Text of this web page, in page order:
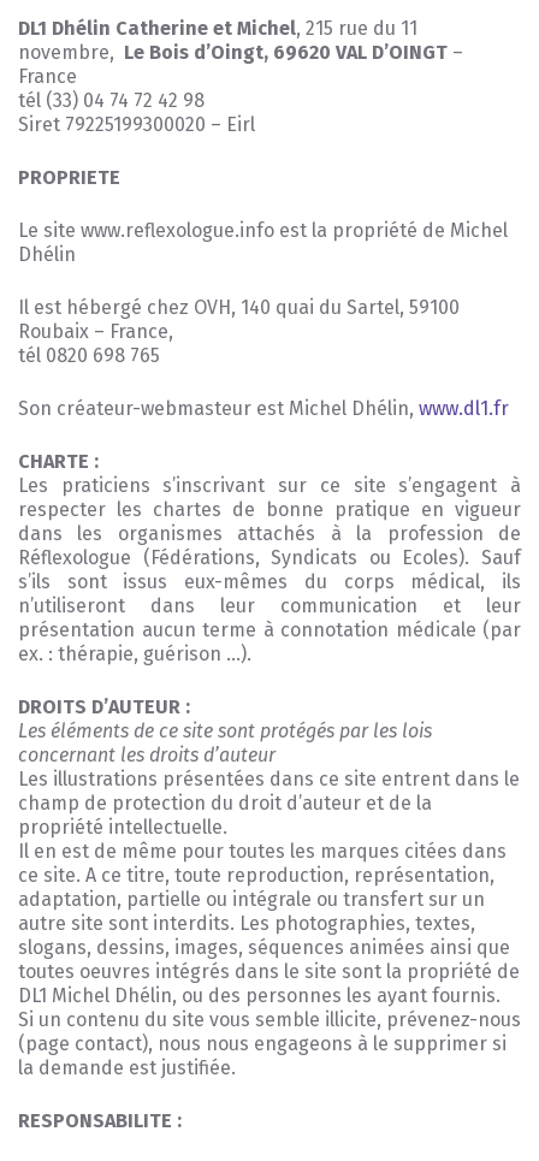
DL1 Dhélin Catherine et Michel, 215 rue du 11
novembre, Le Bois d’Oingt, 69620 VAL D’OINGT –
France
tél (33) 04 74 72 42 98
Siret 79225199300020 – Eirl
PROPRIETE
Le site www.reflexologue.info est la propriété de Michel
Dhélin
Il est hébergé chez OVH, 140 quai du Sartel, 59100
Roubaix – France,
tél 0820 698 765
Son créateur-webmasteur est Michel Dhélin, www.dl1.fr
CHARTE :
Les praticiens s’inscrivant sur ce site s’engagent à
respecter les chartes de bonne pratique en vigueur
dans les organismes attachés à la profession de
Réflexologue (Fédérations, Syndicats ou Ecoles). Sauf
s’ils sont issus eux-mêmes du corps médical, ils
n’utiliseront dans leur communication et leur
présentation aucun terme à connotation médicale (par
ex. : thérapie, guérison …).
DROITS D’AUTEUR :
Les éléments de ce site sont protégés par les lois
concernant les droits d’auteur
Les illustrations présentées dans ce site entrent dans le
champ de protection du droit d’auteur et de la
propriété intellectuelle.
Il en est de même pour toutes les marques citées dans
ce site. A ce titre, toute reproduction, représentation,
adaptation, partielle ou intégrale ou transfert sur un
autre site sont interdits. Les photographies, textes,
slogans, dessins, images, séquences animées ainsi que
toutes oeuvres intégrés dans le site sont la propriété de
DL1 Michel Dhélin, ou des personnes les ayant fournis.
Si un contenu du site vous semble illicite, prévenez-nous
(page contact), nous nous engageons à le supprimer si
la demande est justifiée.
RESPONSABILITE :